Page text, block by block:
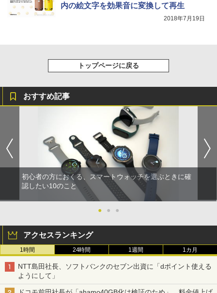
内の絵文字を効果音に変換して再生
2018年7月19日
トップページに戻る
おすすめ記事
初心者の方におくる、スマートウォッチを選ぶときに確
認したい10のこと
● ● ●
アクセスランキング
1時間 24時間 1週間 1カ月
NTT島田社長、ソフトバンクのセブン出資に「dポイント使える
ようにして」